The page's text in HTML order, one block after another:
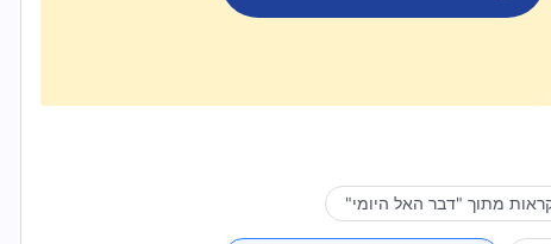
מתוך "דבר האל היומי"